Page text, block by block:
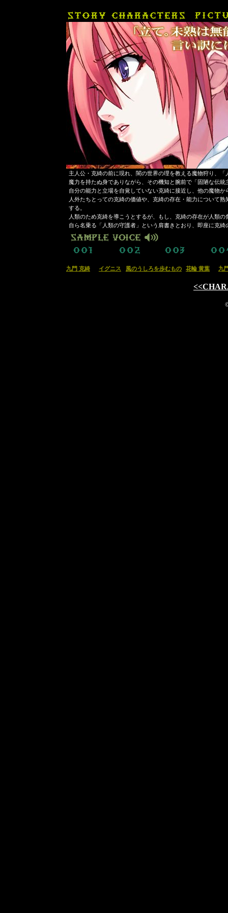
主人公・克綺の前に現れ、闇の世界の理を教える魔物狩り、
魔力を持たぬ身でありながら、その機知と腕前で「固陋な伝
自分の能力と立場を自覚していない克綺に接近し、他の魔物
人外たちとっての克綺の価値や、克綺の存在・能力について
する。
人類のため克綺を導こうとするが、もし、克綺の存在が人類の
自ら名乗る「人類の守護者」という肩書きとおり、即座に克綺
九門 克綺 イグニス 風のうしろを歩むもの 花輪 黄葉 九